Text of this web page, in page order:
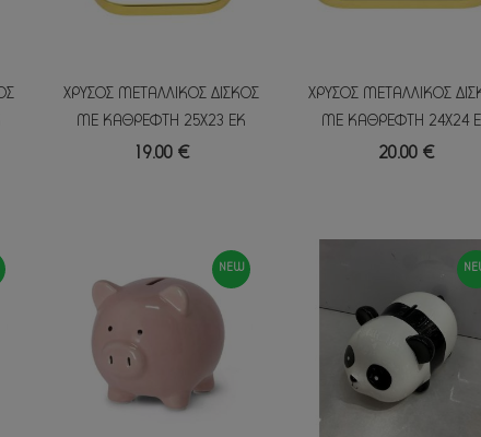
ΧΡΥΣΟΣ ΜΕΤΑΛΛΙΚΟΣ ΔΙΣΚΟΣ
ΜΕ ΚΑΘΡΕΦΤΗ 25Χ23 ΕΚ
19.00 €
ΧΡΥΣΟΣ ΜΕΤΑΛΛΙΚΟΣ
ΜΕ ΚΑΘΡΕΦΤΗ 24Χ24
20.00 €
NEW